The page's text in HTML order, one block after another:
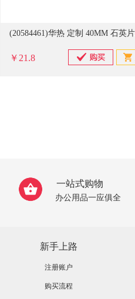
￥21.8
一站式购物
办公用品一应俱全
新手上路
注册账户
购买流程